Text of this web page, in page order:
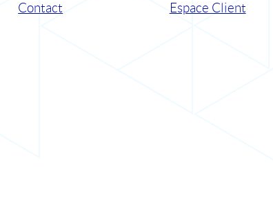
Contact Espace Client